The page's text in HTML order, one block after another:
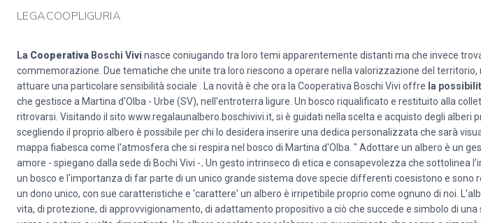
LEGACOOPLIGURIA
La Cooperativa Boschi Vivi nasce coniugando tra loro temi apparentemente distanti ma che invece
commemorazione. Due tematiche che unite tra loro riescono a operare nella valorizzazione del territorio,
attuare una particolare sensibilità sociale . La novità è che ora la Cooperativa Boschi Vivi offre la
che gestisce a Martina d'Olba - Urbe (SV), nell'entroterra ligure. Un bosco riqualificato e restituito alla
ritrovarsi. Visitando il sito www.regalaunalbero.boschivivi.it, si è guidati nella scelta e acquisto degli alberi
scegliendo il proprio albero è possibile per chi lo desidera inserire una dedica personalizzata che sarà
mappa fiabesca come l'atmosfera che si respira nel bosco di Martina d'Olba. " Adottare un albero è un
amore - spiegano dalla sede di Bochi Vivi -. Un gesto intrinseco di etica e consapevolezza che sottolinea
un bosco e l'importanza di far parte di un unico grande sistema dove specie differenti coesistono e sono
un dono unico, con sue caratteristiche e 'carattere' un albero è irripetibile proprio come ognuno di noi.
vita, di protezione, di approvvigionamento, di adattamento propositivo a ciò che succede e simbolo di